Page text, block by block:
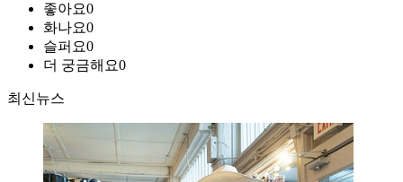
좋아요0
화나요0
슬퍼요0
더 궁금해요0
최신뉴스